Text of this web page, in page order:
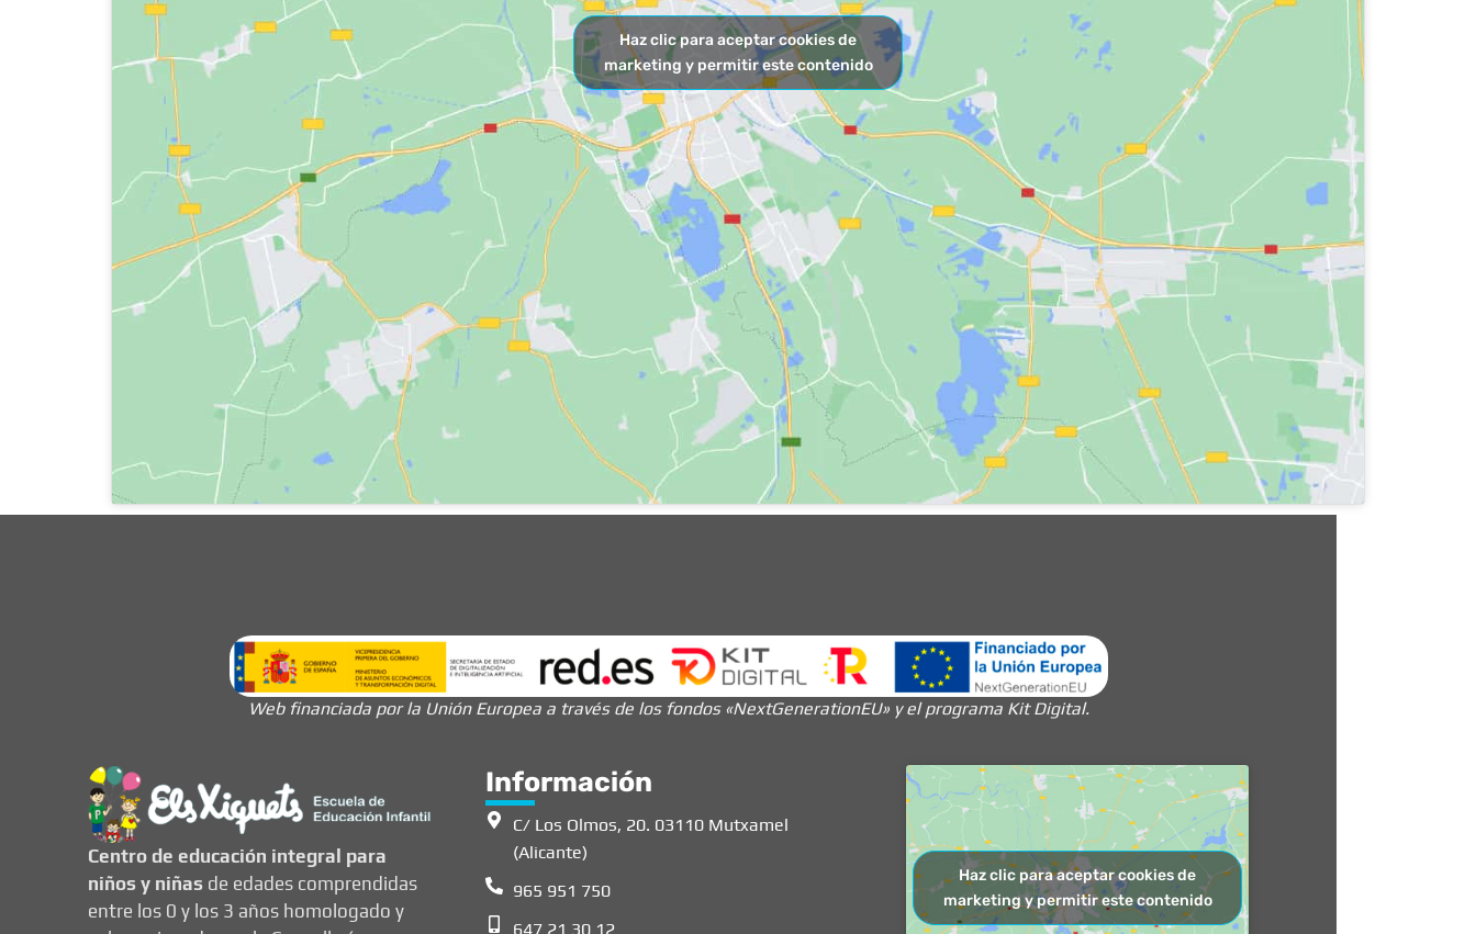
Haz clic para aceptar cookies de
marketing y permitir este contenido
Web financiada por la Unión Europea a través de los fondos «NextGenerationEU» y el programa Kit Digital.
Centro de educación integral para
niños y niñas de edades comprendidas
entre los 0 y los 3 años homologado y
Información
C/ Los Olmos, 20. 03110 Mutxamel
(Alicante)
965 951 750
647 21 30 12
Haz clic para aceptar cookies de
marketing y permitir este contenido